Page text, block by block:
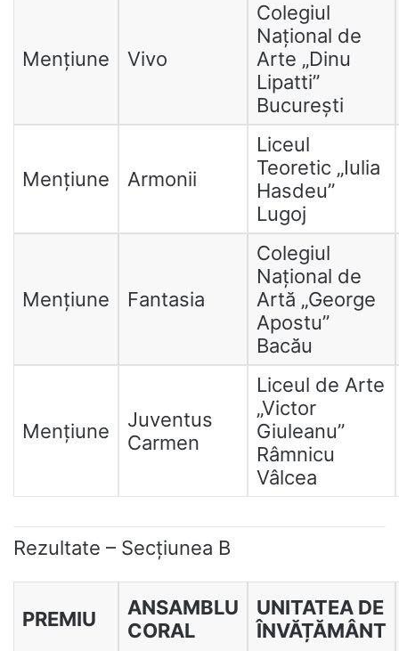
Mențiune Vivo
Colegiul
Național de
Arte „Dinu
Lipatti”
București
Mențiune Armonii
Liceul
Teoretic „Iulia
Hasdeu”
Lugoj
Mențiune Fantasia
Colegiul
Național de
Artă „George
Apostu”
Bacău
Mențiune
Juventus
Carmen
Liceul de Arte
„Victor
Giuleanu”
Râmnicu
Vâlcea
Rezultate – Secțiunea B
PREMIU
ANSAMBLU
CORAL
UNITATEA DE
ÎNVĂȚĂMÂNT